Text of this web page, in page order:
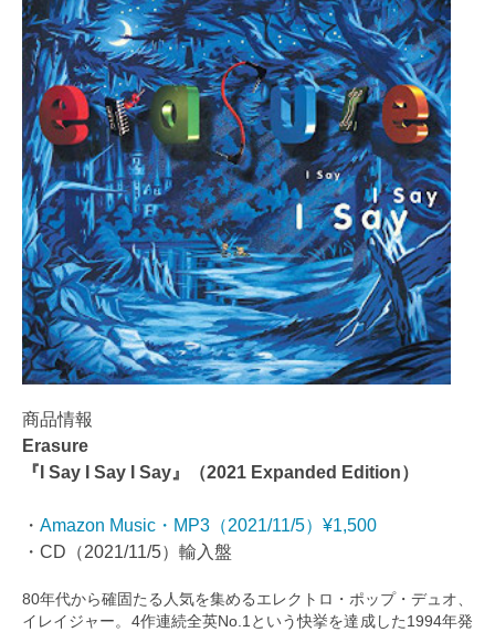
商品情報
Erasure
『I Say I Say I Say』（2021 Expanded Edition）
・ Amazon Music・MP3（2021/11/5）¥1,500
・CD（2021/11/5）輸入盤
80年代から確固たる人気を集めるエレクトロ・ポップ・デュオ、
イレイジャー。4作連続全英No.1という快挙を達成した1994年発